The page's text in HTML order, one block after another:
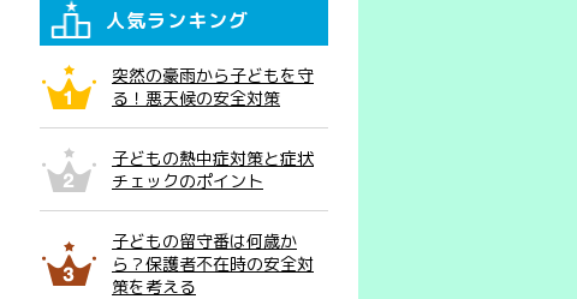
人気ランキング
突然の豪雨から子どもを守
る！悪天候の安全対策
子どもの熱中症対策と症状
チェックのポイント
子どもの留守番は何歳か
ら？保護者不在時の安全対
策を考える